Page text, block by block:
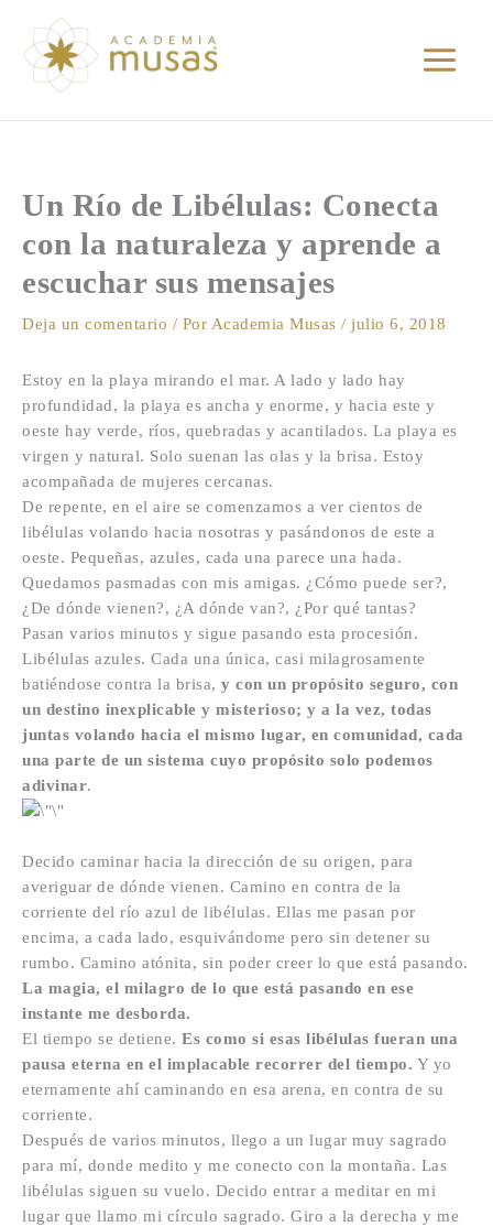
contenido
Un Río de Libélulas: Conecta
con la naturaleza y aprende a
escuchar sus mensajes
Deja un comentario / Por Academia Musas / julio 6, 2018
Estoy en la playa mirando el mar. A lado y lado hay
profundidad, la playa es ancha y enorme, y hacia este y
oeste hay verde, ríos, quebradas y acantilados. La playa es
virgen y natural. Solo suenan las olas y la brisa. Estoy
acompañada de mujeres cercanas.
De repente, en el aire se comenzamos a ver cientos de
libélulas volando hacia nosotras y pasándonos de este a
oeste. Pequeñas, azules, cada una parece una hada.
Quedamos pasmadas con mis amigas. ¿Cómo puede ser?,
¿De dónde vienen?, ¿A dónde van?, ¿Por qué tantas?
Pasan varios minutos y sigue pasando esta procesión.
Libélulas azules. Cada una única, casi milagrosamente
batiéndose contra la brisa, y con un propósito seguro, con
un destino inexplicable y misterioso; y a la vez, todas
juntas volando hacia el mismo lugar, en comunidad, cada
una parte de un sistema cuyo propósito solo podemos
adivinar.
Decido caminar hacia la dirección de su origen, para
averiguar de dónde vienen. Camino en contra de la
corriente del río azul de libélulas. Ellas me pasan por
encima, a cada lado, esquivándome pero sin detener su
rumbo. Camino atónita, sin poder creer lo que está pasando.
La magia, el milagro de lo que está pasando en ese
instante me desborda.
El tiempo se detiene. Es como si esas libélulas fueran una
pausa eterna en el implacable recorrer del tiempo. Y yo
eternamente ahí caminando en esa arena, en contra de su
corriente.
Después de varios minutos, llego a un lugar muy sagrado
para mí, donde medito y me conecto con la montaña. Las
libélulas siguen su vuelo. Decido entrar a meditar en mi
lugar que llamo mi círculo sagrado. Giro a la derecha y me